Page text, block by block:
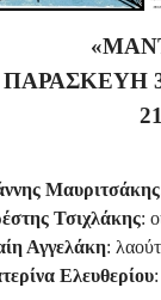
ΠΑΡΑΣΚΕΥΗ 3
Μαυριτσάκης
Τσιχλάκης:
Αγγελάκη:
Ελευθερίου